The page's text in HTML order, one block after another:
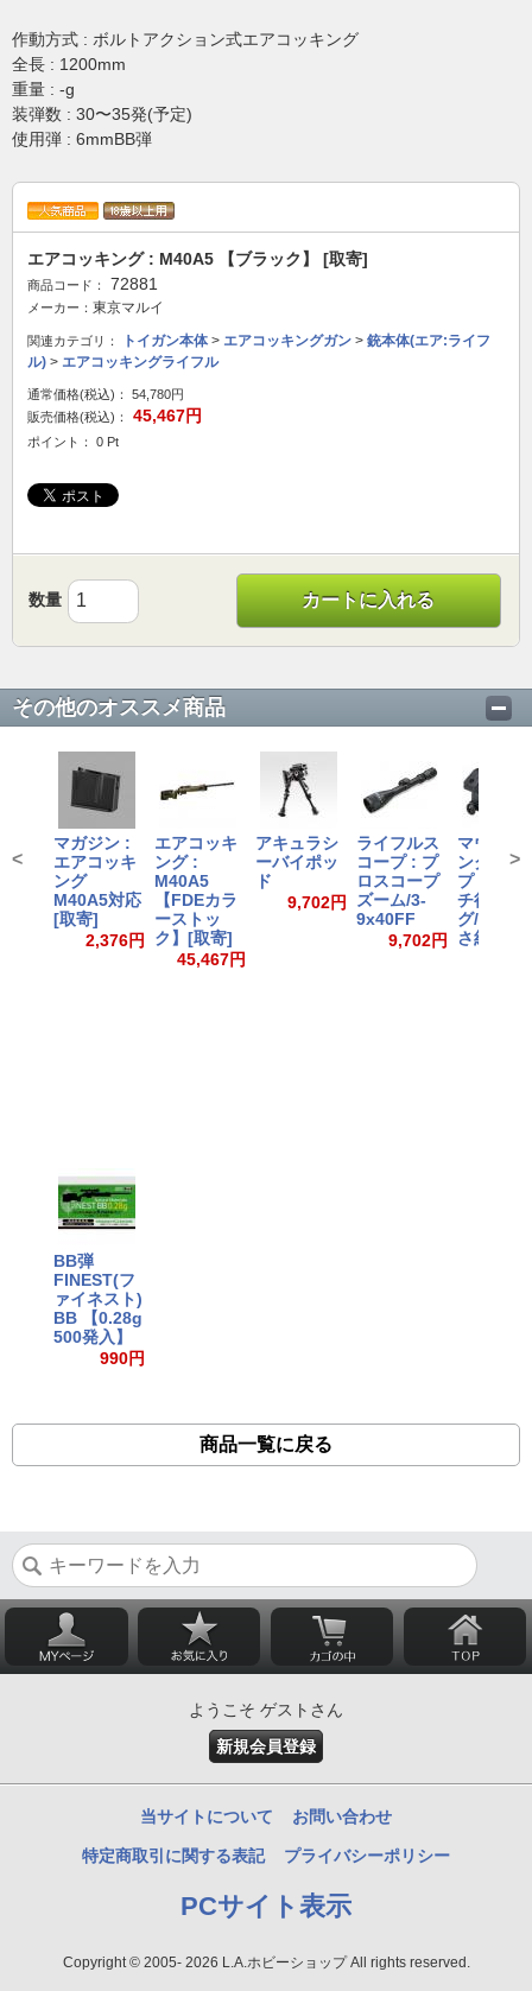
作動方式 : ボルトアクション式エアコッキング
全長 : 1200mm
重量 : -g
装弾数 : 30〜35発(予定)
使用弾 : 6mmBB弾
エアコッキング : M40A5 【ブラック】 [取寄]
商品コード： 72881
メーカー： 東京マルイ
関連カテゴリ： トイガン本体> エアコッキングガン > 銃本体(エア:ライフ
ル) > エアコッキングライフル
通常価格(税込)：
54,780円
販売価格(税込)：
45,467円
ポイント： 0 Pt
数量 カートに入れる
その他のオススメ商品
マガジン :
エアコッキ
ング
M40A5対応
[取寄]
2,376円
エアコッキ
ング :
M40A5
【FDEカラ
ーストッ
ク】[取寄]
45,467円
アキュラシ
ーバイポッ
ド
9,702円
ライフルス
コープ : プ
ロスコープ
ズーム/3-
9x40FF
9,702円
マウント
ング:ス
プ 用 1イ
チ径リン
グ/HIGH(
さ約
BB弾
FINEST(フ
ァイネスト)
BB 【0.28g
500発入】
990円
< >
商品一覧に戻る
ようこそ ゲストさん
新規会員登録
当サイトについて お問い合わせ
特定商取引に関する表記 プライバシーポリシー
PCサイト表示
Copyright © 2005- 2026 L.A.ホビーショップ All rights reserved.